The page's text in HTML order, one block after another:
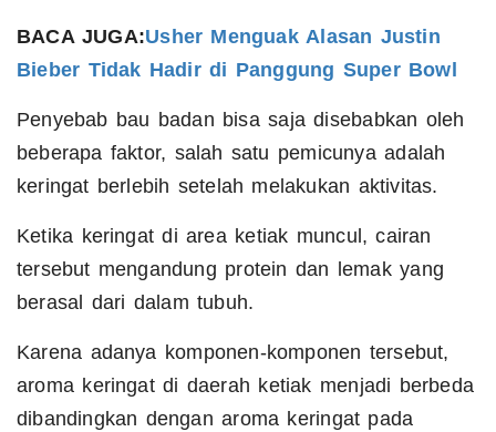
BACA JUGA:Usher Menguak Alasan Justin
Bieber Tidak Hadir di Panggung Super Bowl
Penyebab bau badan bisa saja disebabkan oleh
beberapa faktor, salah satu pemicunya adalah
keringat berlebih setelah melakukan aktivitas.
Ketika keringat di area ketiak muncul, cairan
tersebut mengandung protein dan lemak yang
berasal dari dalam tubuh.
Karena adanya komponen-komponen tersebut,
aroma keringat di daerah ketiak menjadi berbeda
dibandingkan dengan aroma keringat pada